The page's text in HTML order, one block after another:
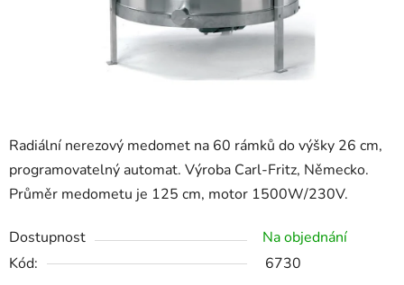
Radiální nerezový medomet na 60 rámků do výšky 26 cm,
programovatelný automat. Výroba Carl-Fritz, Německo.
Průměr medometu je 125 cm, motor 1500W/230V.
Dostupnost
Na objednání
Kód:
6730